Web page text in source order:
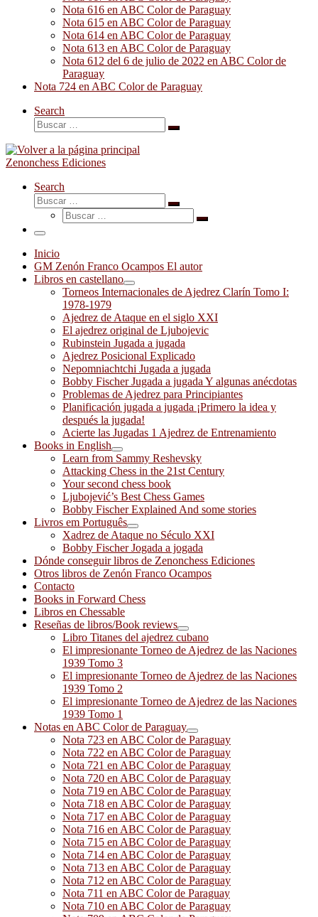
Nota 616 en ABC Color de Paraguay
Nota 615 en ABC Color de Paraguay
Nota 614 en ABC Color de Paraguay
Nota 613 en ABC Color de Paraguay
Nota 612 del 6 de julio de 2022 en ABC Color de
Paraguay
Nota 724 en ABC Color de Paraguay
Search
Buscar
Buscar
Zenonchess Ediciones
Search
Buscar
Buscar
Buscar
Buscar
Menú
Inicio
GM Zenón Franco Ocampos El autor
Libros en castellano
Torneos Internacionales de Ajedrez Clarín Tomo I:
1978-1979
Ajedrez de Ataque en el siglo XXI
El ajedrez original de Ljubojevic
Rubinstein Jugada a jugada
Ajedrez Posicional Explicado
Nepomniachtchi Jugada a jugada
Bobby Fischer Jugada a jugada Y algunas anécdotas
Problemas de Ajedrez para Principiantes
Planificación jugada a jugada ¡Primero la idea y
después la jugada!
Acierte las Jugadas 1 Ajedrez de Entrenamiento
Books in English
Learn from Sammy Reshevsky
Attacking Chess in the 21st Century
Your second chess book
Ljubojević’s Best Chess Games
Bobby Fischer Explained And some stories
Livros em Português
Xadrez de Ataque no Século XXI
Bobby Fischer Jogada a jogada
Dónde conseguir libros de Zenonchess Ediciones
Otros libros de Zenón Franco Ocampos
Contacto
Books in Forward Chess
Libros en Chessable
Reseñas de libros/Book reviews
Libro Titanes del ajedrez cubano
El impresionante Torneo de Ajedrez de las Naciones
1939 Tomo 3
El impresionante Torneo de Ajedrez de las Naciones
1939 Tomo 2
El impresionante Torneo de Ajedrez de las Naciones
1939 Tomo 1
Notas en ABC Color de Paraguay
Nota 723 en ABC Color de Paraguay
Nota 722 en ABC Color de Paraguay
Nota 721 en ABC Color de Paraguay
Nota 720 en ABC Color de Paraguay
Nota 719 en ABC Color de Paraguay
Nota 718 en ABC Color de Paraguay
Nota 717 en ABC Color de Paraguay
Nota 716 en ABC Color de Paraguay
Nota 715 en ABC Color de Paraguay
Nota 714 en ABC Color de Paraguay
Nota 713 en ABC Color de Paraguay
Nota 712 en ABC Color de Paraguay
Nota 711 en ABC Color de Paraguay
Nota 710 en ABC Color de Paraguay